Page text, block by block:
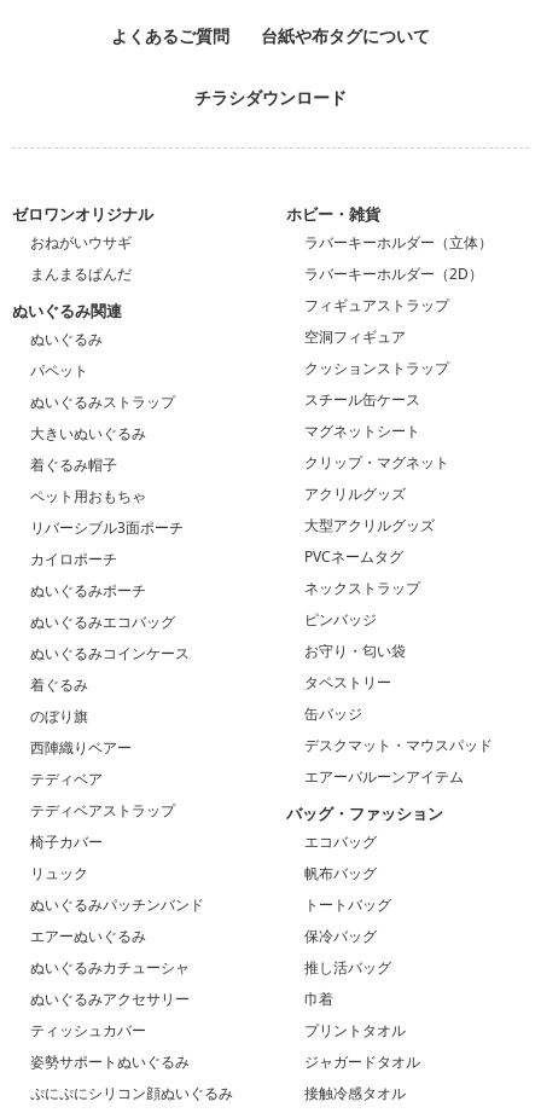
よくあるご質問 台紙や布タグについて
チラシダウンロード
ゼロワンオリジナル
おねがいウサギ
まんまるぱんだ
ぬいぐるみ関連
ぬいぐるみ
パペット
ぬいぐるみストラップ
大きいぬいぐるみ
着ぐるみ帽子
ペット用おもちゃ
リバーシブル3面ポーチ
カイロポーチ
ぬいぐるみポーチ
ぬいぐるみエコバッグ
ぬいぐるみコインケース
着ぐるみ
のぼり旗
西陣織りベアー
テディベア
テディベアストラップ
椅子カバー
リュック
ぬいぐるみパッチンバンド
エアーぬいぐるみ
ぬいぐるみカチューシャ
ぬいぐるみアクセサリー
ティッシュカバー
姿勢サポートぬいぐるみ
ぷにぷにシリコン顔ぬいぐるみ
ホビー・雑貨
ラバーキーホルダー（立体）
ラバーキーホルダー（2D）
フィギュアストラップ
空洞フィギュア
クッションストラップ
スチール缶ケース
マグネットシート
クリップ・マグネット
アクリルグッズ
大型アクリルグッズ
PVCネームタグ
ネックストラップ
ピンバッジ
お守り・匂い袋
タペストリー
缶バッジ
デスクマット・マウスパッド
エアーバルーンアイテム
バッグ・ファッション
エコバッグ
帆布バッグ
トートバッグ
保冷バッグ
推し活バッグ
巾着
プリントタオル
ジャガードタオル
接触冷感タオル